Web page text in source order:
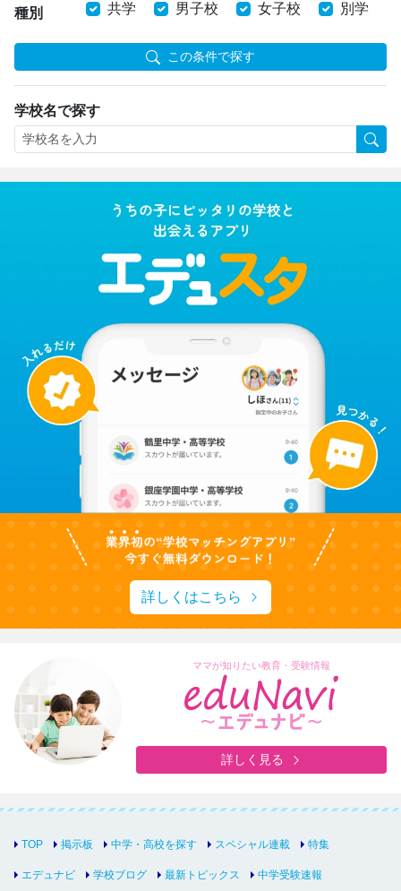
種別 共学 男子校 女子校 別学
この条件で探す
学校名で探す
詳しくはこちら
ママが知りたい教育・受験情報
詳しく見る
TOP 掲示板 中学・高校を探す スペシャル連載 特集
エデュナビ 学校ブログ 最新トピックス 中学受験速報